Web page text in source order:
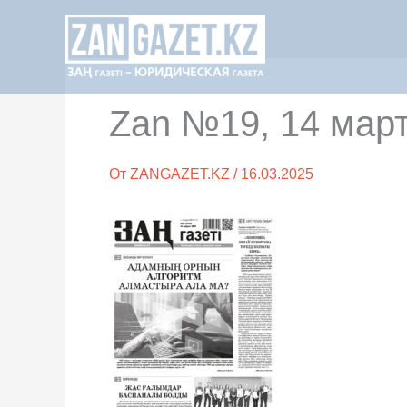
содержимому
Zan №19, 14
От ZANGAZET.KZ / 16.03.2025